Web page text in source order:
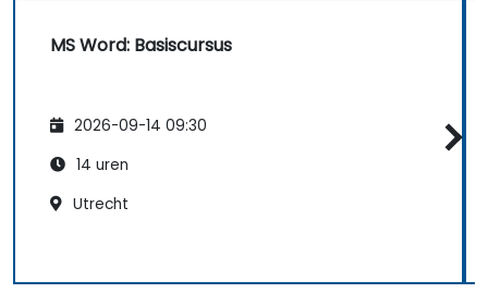
MS Word: Basiscursus
2026-09-14 09:30
14 uren
Utrecht